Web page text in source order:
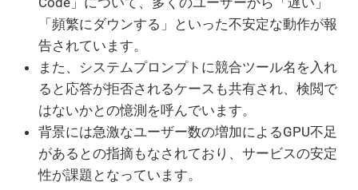
「頻繁にダウンする」といった不安定な動作が報
告されています。
また、システムプロンプトに競合ツール名を入れ
ると応答が拒否されるケースも共有され、検閲で
はないかとの憶測を呼んでいます。
背景には急激なユーザー数の増加によるGPU不足
があるとの指摘もなされており、サービスの安定
性が課題となっています。